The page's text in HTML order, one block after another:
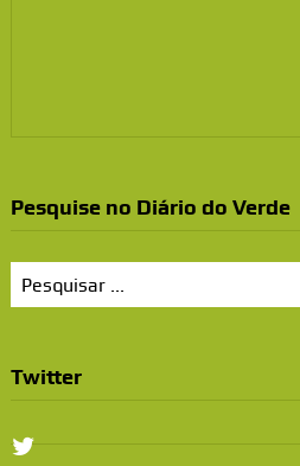
Pesquise no Diário do Verde
Twitter